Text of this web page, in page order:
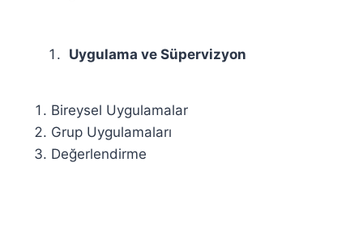
Uygulama ve Süpervizyon
Bireysel Uygulamalar
Grup Uygulamaları
Değerlendirme